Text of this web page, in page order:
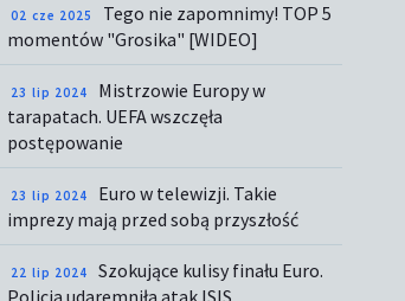
02 cze 2025
Tego nie zapomnimy! TOP 5
momentów "Grosika" [WIDEO]
23 lip 2024
Mistrzowie Europy w
tarapatach. UEFA wszczęła
postępowanie
23 lip 2024
Euro w telewizji. Takie
imprezy mają przed sobą przyszłość
22 lip 2024
Szokujące kulisy finału Euro.